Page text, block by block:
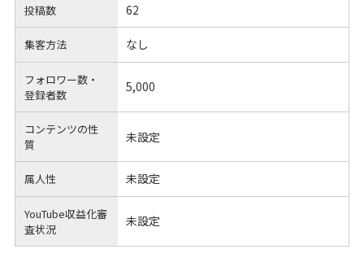
投稿数 62
集客方法 なし
フォロワー数・
登録者数
5,000
コンテンツの性
質
未設定
属人性 未設定
YouTube収益化審
査状況
未設定